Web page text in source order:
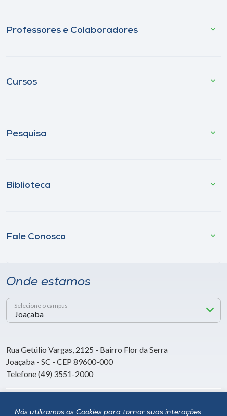
Nós utilizamos os Cookies para tornar suas interações
Professores e Colaboradores
Cursos
Pesquisa
Biblioteca
Fale Conosco
Onde estamos
Selecione o campus
Rua Getúlio Vargas, 2125 - Bairro Flor da Serra
Joaçaba - SC - CEP 89600-000
Telefone (49) 3551-2000
Siga a Unoesc